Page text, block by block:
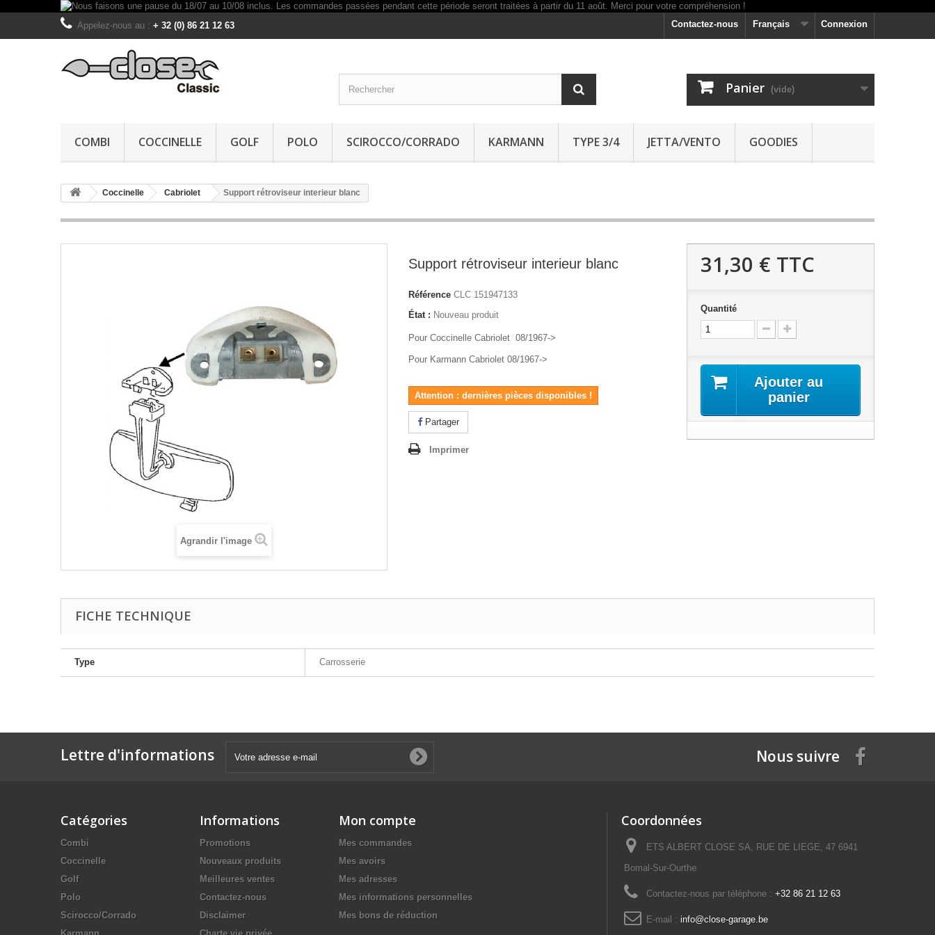
Connexion
Français
Contactez-nous
Appelez-nous au : + 32 (0) 86 21 12 63
Panier (vide)
COMBI COCCINELLE GOLF POLO SCIROCCO/CORRADO KARMANN TYPE 3/4 JETTA/VENTO GOODIES
Coccinelle Cabriolet Support rétroviseur interieur blanc
Agrandir l'image
Support rétroviseur interieur blanc
Référence CLC 151947133
État : Nouveau produit
Pour Coccinelle Cabriolet 08/1967->
Pour Karmann Cabriolet 08/1967->
Attention : dernières pièces disponibles !
Partager
Imprimer
31,30 € TTC
Quantité
Ajouter au
panier
FICHE TECHNIQUE
Type Carrosserie
Lettre d'informations Nous suivre
Catégories
Combi
Coccinelle
Golf
Polo
Scirocco/Corrado
Informations
Promotions
Nouveaux produits
Meilleures ventes
Contactez-nous
Disclaimer
Mon compte
Mes commandes
Mes avoirs
Mes adresses
Mes informations personnelles
Mes bons de réduction
Coordonnées
ETS ALBERT CLOSE SA, RUE DE LIEGE, 47 6941
Bomal-Sur-Ourthe
Contactez-nous par téléphone : +32 86 21 12 63
E-mail : info@close-garage.be